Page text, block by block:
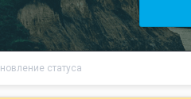
статуса